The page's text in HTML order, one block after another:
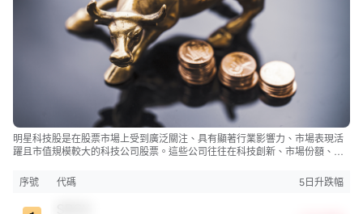
明星科技股是在股票市場上受到廣泛關注、具有顯著行業影響力、市場表現活
躍且市值規模較大的科技公司股票。這些公司往往在科技創新、市場份額、品
市，特別是科技行業板塊乃至全球經濟具有顯著影響。
序號 代碼 5日升跌幅